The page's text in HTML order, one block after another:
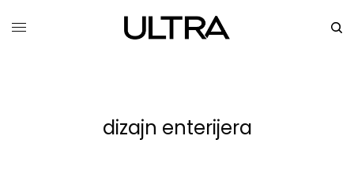
dizajn enterijera